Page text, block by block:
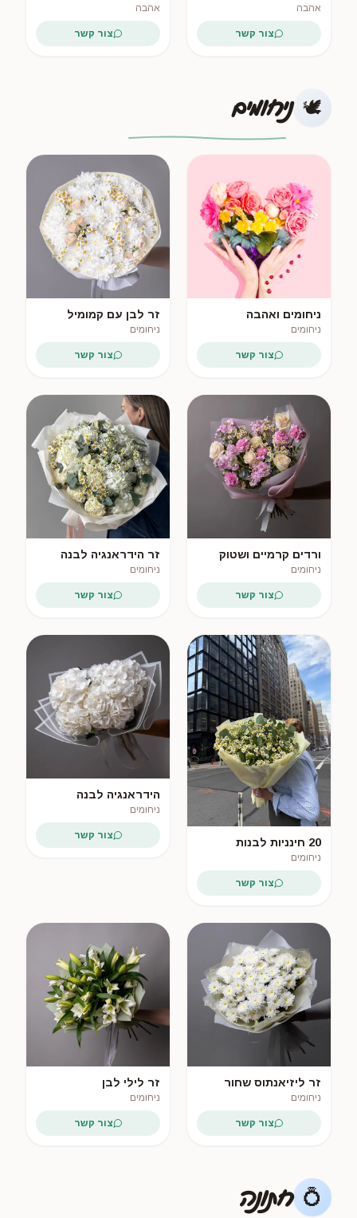
אהבה
צור קשר
אהבה
צור קשר
🕊️ ניחומים
ניחומים ואהבה
ניחומים
צור קשר
זר לבן עם קמומיל
וכריזנתמות
ניחומים
צור קשר
ורדים קרמיים ושטוק
ניחומים
צור קשר
זר הידראנגיה לבנה
וקמומיל
ניחומים
צור קשר
20 חינניות לבנות
ניחומים
צור קשר
הידראנגיה לבנה
ניחומים
צור קשר
זר ליזיאנתוס שחור
ניחומים
צור קשר
זר לילי לבן
ניחומים
צור קשר
💍 חתונה